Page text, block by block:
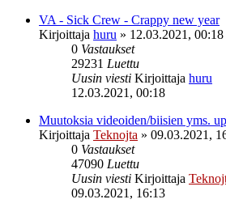
VA - Sick Crew - Crappy new year
Kirjoittaja huru » 12.03.2021, 00:18
0 Vastaukset
29231 Luettu
Uusin viesti Kirjoittaja huru
12.03.2021, 00:18
Muutoksia videoiden/biisien yms.
Kirjoittaja Teknojta » 09.03.2021,
0 Vastaukset
47090 Luettu
Uusin viesti Kirjoittaja
09.03.2021, 16:13